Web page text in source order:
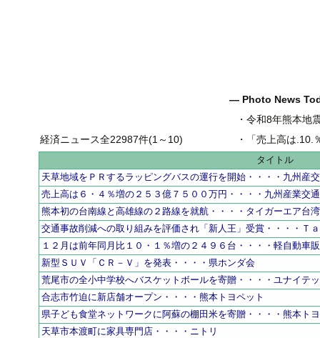
― Photo News
・令和8年熊本地
・
「売上高は.10.％増の
経済ニュース全22987件(1～10)
タイトル
天草地域をＰＲするラッピングバスの運行を開始・・・・九州産
売上高は６・４％増の２５３億７５００万円・・・・九州産業交
熊本初の台南線と高雄線の２路線を就航・・・・タイガーエア台湾
交通事故削減への取り組みを評価され「新人王」受賞・・・・Ｔ
１２月は前年同月比１０・１％増の２４９６台・・・・軽自動車
新型ＳＵＶ「ＣＲ－Ｖ」を発表・・・・県ホンダ会
荒尾市の全小中学校へバスケットボールを寄贈・・・・ユナイテ
合志市竹迫に新店舗オープン・・・・熊本トヨペット
県子ども食堂ネットワークに阿蘇の棚田米を寄贈・・・・熊本ト
天草市本渡町に家具専門店・・・・ニトリ